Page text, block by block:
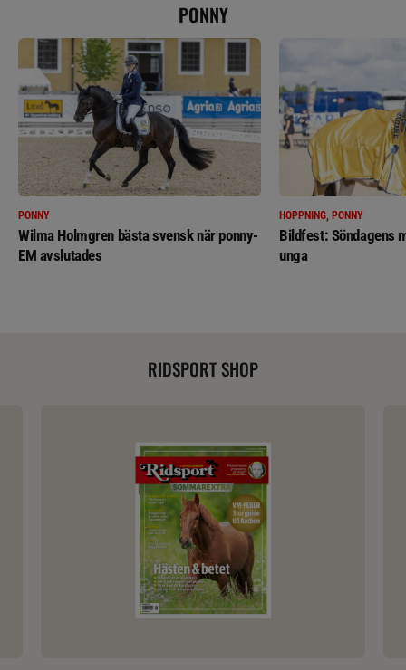
PONNY
PONNY
Wilma Holmgren bästa svensk när ponny-
EM avslutades
HOPPNING, PONNY
Bildfest: Söndagens
unga
RIDSPORT SHOP